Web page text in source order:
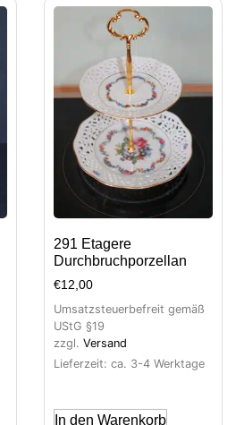
291 Etagere
Durchbruchporzellan
€12,00
Umsatzsteuerbefreit gemäß
UStG §19
zzgl. Versand
Lieferzeit: ca. 3-4 Werktage
In den Warenkorb